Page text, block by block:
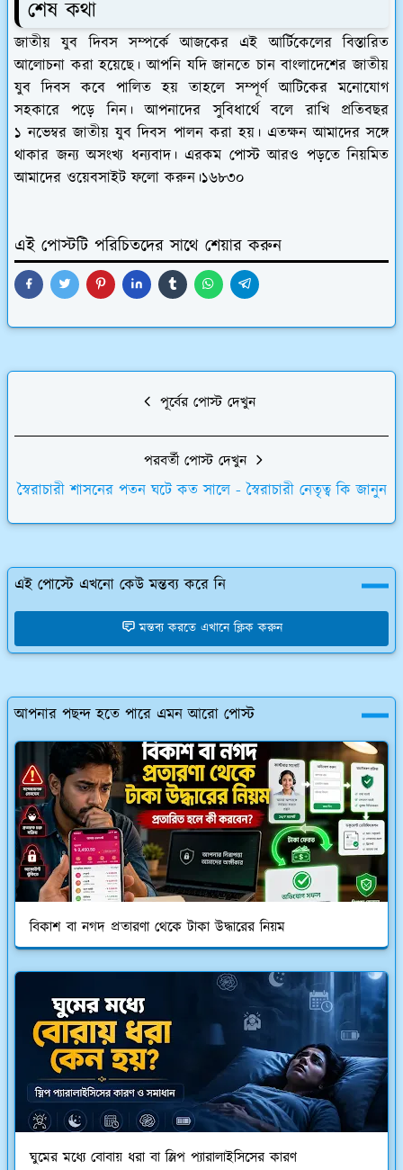
শেষ কথা
জাতীয় যুব দিবস সম্পর্কে আজকের এই আর্টিকেলের বিস্তারিত
আলোচনা করা হয়েছে। আপনি যদি জানতে চান বাংলাদেশের জাতীয়
যুব দিবস কবে পালিত হয় তাহলে সম্পূর্ণ আটিকের মনোযোগ
সহকারে পড়ে নিন। আপনাদের সুবিধার্থে বলে রাখি প্রতিবছর
১ নভেম্বর জাতীয় যুব দিবস পালন করা হয়। এতক্ষন আমাদের সঙ্গে
থাকার জন্য অসংখ্য ধন্যবাদ। এরকম পোস্ট আরও পড়তে নিয়মিত
আমাদের ওয়েবসাইট ফলো করুন।১৬৮৩০
এই পোস্টটি পরিচিতদের সাথে শেয়ার করুন
পূর্বের পোস্ট দেখুন
পরবর্তী পোস্ট দেখুন
স্বৈরাচারী শাসনের পতন ঘটে কত সালে - স্বৈরাচারী নেতৃত্ব কি জানুন
এই পোস্টে এখনো কেউ মন্তব্য করে নি
মন্তব্য করতে এখানে ক্লিক করুন
আপনার পছন্দ হতে পারে এমন আরো পোস্ট
বিকাশ বা নগদ প্রতারণা থেকে টাকা উদ্ধারের নিয়ম
ঘুমের মধ্যে বোবায় ধরা বা স্লিপ প্যারালাইসিসের কারণ